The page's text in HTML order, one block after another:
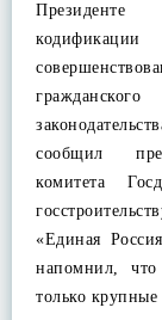
гражданского
сообщил
комитета
«Единая
напомнил,
только